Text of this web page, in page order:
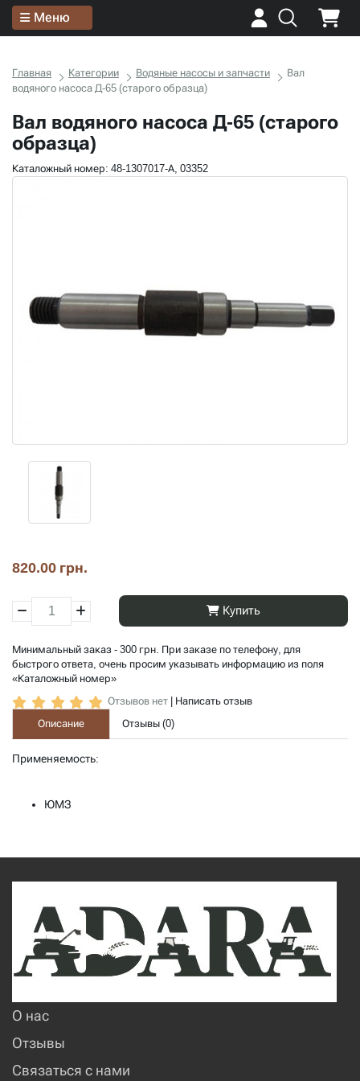
Меню
Главная Категории Водяные насосы и запчасти
Вал
водяного насоса Д-65 (старого образца)
Вал водяного насоса Д-65 (старого
образца)
Каталожный номер: 48-1307017-А, 03352
820.00 грн.
Купить
Минимальный заказ - 300 грн. При заказе по телефону, для
быстрого ответа, очень просим указывать информацию из поля
«Каталожный номер»
Отзывов нет
Написать отзыв
Описание
Отзывы (0)
Применяемость:
ЮМЗ
О нас
Отзывы
Связаться с нами